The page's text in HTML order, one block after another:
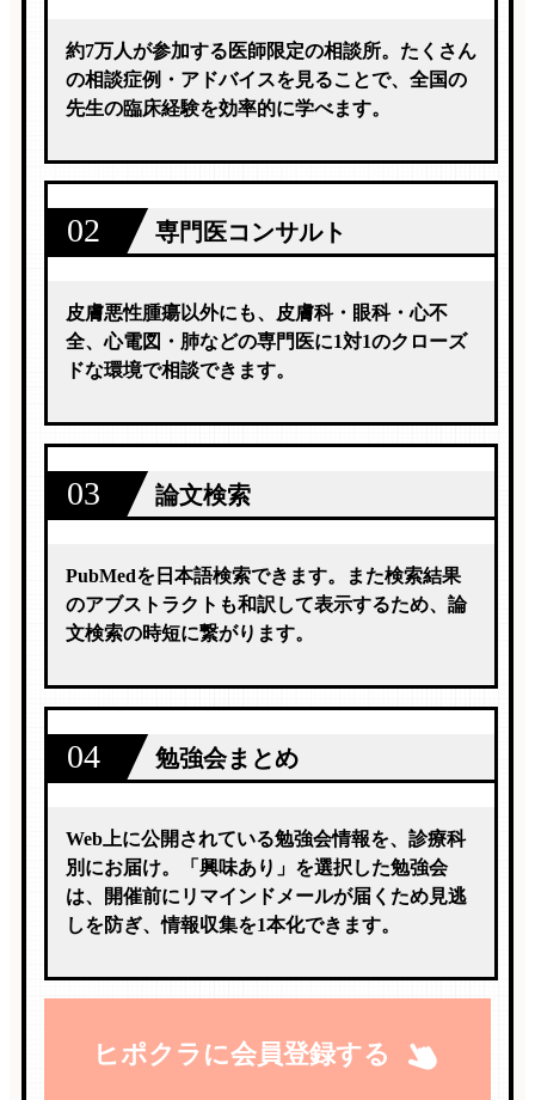
約7万人が参加する医師限定の相談所。たくさん
の相談症例・アドバイスを見ることで、全国の
先生の臨床経験を効率的に学べます。
02 専門医コンサルト
皮膚悪性腫瘍以外にも、皮膚科・眼科・心不
全、心電図・肺などの専門医に1対1のクローズ
ドな環境で相談できます。
03 論文検索
PubMedを日本語検索できます。また検索結果
のアブストラクトも和訳して表示するため、論
文検索の時短に繋がります。
04 勉強会まとめ
Web上に公開されている勉強会情報を、診療科
別にお届け。「興味あり」を選択した勉強会
は、開催前にリマインドメールが届くため見逃
しを防ぎ、情報収集を1本化できます。
ヒポクラに会員登録する